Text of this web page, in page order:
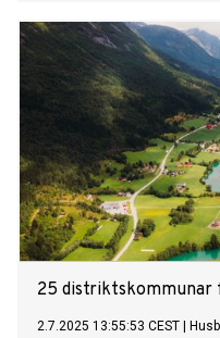
25
2.7.2025 13:55:53 CEST